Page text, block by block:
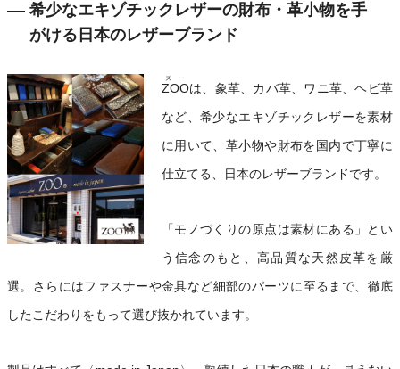
希少なエキゾチックレザーの財布・革小物を手
がける日本のレザーブランド
ZOO
ズー
は、象革、カバ革、ワニ革、ヘビ革
など、希少なエキゾチックレザーを素材
に用いて、革小物や財布を国内で丁寧に
仕立てる、日本のレザーブランドです。
「モノづくりの原点は素材にある」とい
う信念のもと、高品質な天然皮革を厳
選。さらにはファスナーや金具など細部のパーツに至るまで、徹底
したこだわりをもって選び抜かれています。